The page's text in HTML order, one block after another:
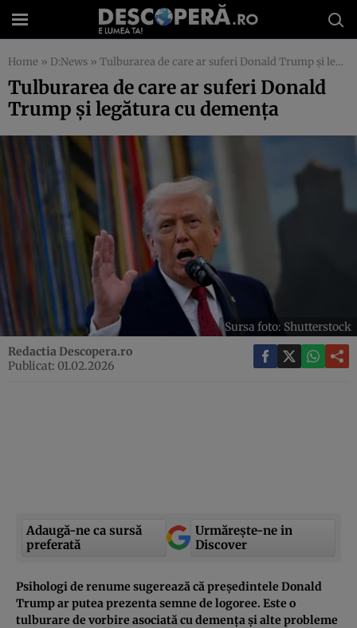
Home » D:News » Tulburarea de care ar suferi Donald Trump și legătura cu demența
Tulburarea de care ar suferi Donald
Trump și legătura cu demența
Sursa foto: Shutterstock
Redactia Descopera.ro
Publicat: 01.02.2026
Adaugă-ne ca sursă
preferată
Urmărește-ne in
Discover
Psihologi de renume sugerează că președintele Donald
Trump ar putea prezenta semne de logoree. Este o
tulburare de vorbire asociată cu demența și alte probleme